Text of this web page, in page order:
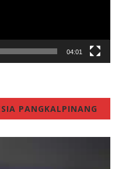
04:01
PANGKALPINANG